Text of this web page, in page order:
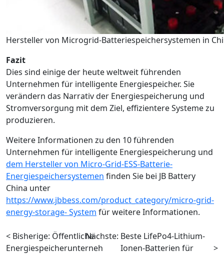
Hersteller von Microgrid-Batteriespeichersystemen in
Fazit
Dies sind einige der heute weltweit führenden
Unternehmen für intelligente Energiespeicher. Sie
verändern das Narrativ der Energiespeicherung und
Stromversorgung mit dem Ziel, effizientere Systeme zu
produzieren.
Weitere Informationen zu den 10 führenden
Unternehmen für intelligente Energiespeicherung und
dem Hersteller von Micro-Grid-ESS-Batterie-
Energiespeichersystemen finden Sie bei JB Battery
China unter
https://www.jbbess.com/product_category/micro-grid-
energy-storage- System für weitere Informationen.
< Bisherige: Öffentliche
Energiespeicherunterneh
Nächste: Beste LifePo4-Lithium-
Ionen-Batterien für
>